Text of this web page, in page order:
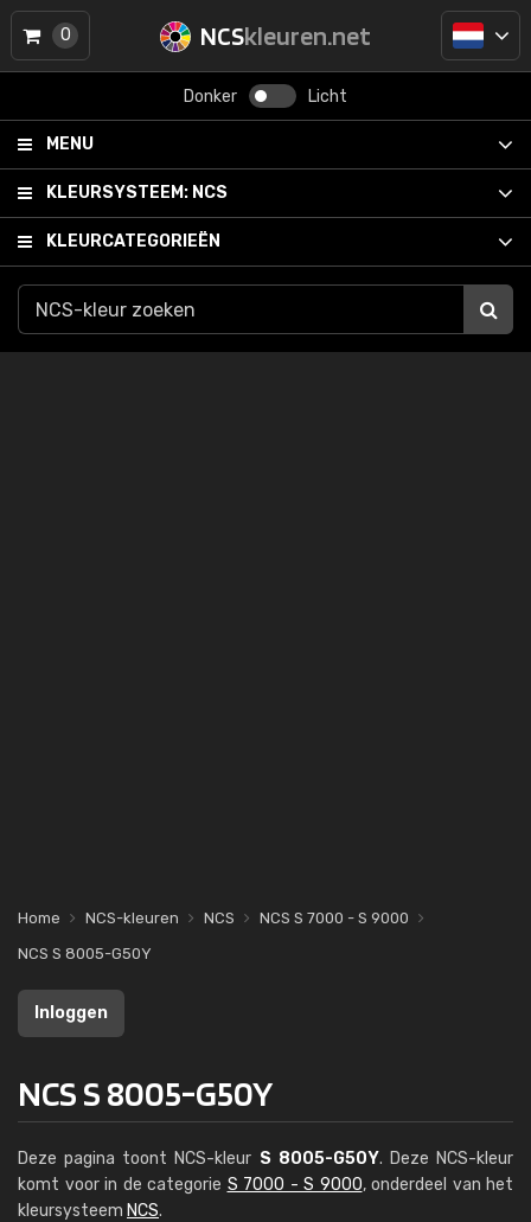
NCSkleuren.net
Donker Licht
MENU
KLEURSYSTEEM: NCS
KLEURCATEGORIEËN
0
Home NCS-kleuren NCS
NCS S 7000 - S 9000
NCS S 8005-G50Y
Inloggen
NCS S 8005-G50Y
Deze pagina toont NCS-kleur S 8005-G50Y. Deze NCS-kleur
komt voor in de categorie S 7000 - S 9000, onderdeel van het
kleursysteem NCS.